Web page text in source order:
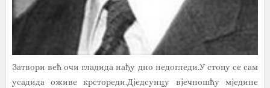
Затвори већ очи гладида нађу дно недогледи.У стопу се сам
усадида оживе крстореди.Дјед­сунцу вјечношћу мједине